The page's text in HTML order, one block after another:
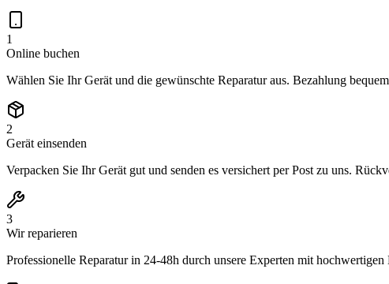
1
Online buchen
Wählen Sie Ihr Gerät und die gewünschte Reparatur aus. Bezahlung
2
Gerät einsenden
Verpacken Sie Ihr Gerät gut und senden es versichert per Post zu uns.
3
Wir reparieren
Professionelle Reparatur in 24-48h durch unsere Experten mit hochwertigen